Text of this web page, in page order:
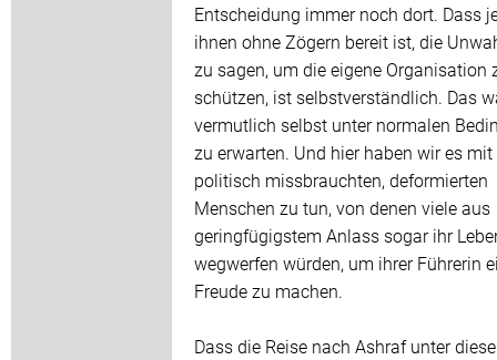
Entscheidung immer noch dort. Dass
ihnen ohne Zögern bereit ist, die
zu sagen, um die eigene Organisation
schützen, ist selbstverständlich. Das
vermutlich selbst unter normalen
zu erwarten. Und hier haben wir es mit
politisch missbrauchten, deformierten
Menschen zu tun, von denen viele aus
geringfügigstem Anlass sogar ihr
wegwerfen würden, um ihrer Führerin
Freude zu machen.
Dass die Reise nach Ashraf unter